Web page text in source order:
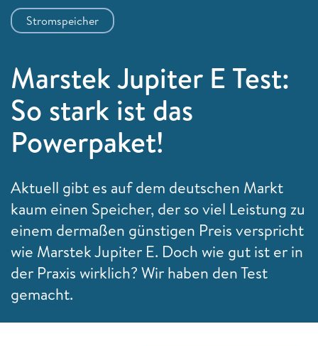
Stromspeicher
Marstek Jupiter E Test:
So stark ist das
Powerpaket!
Aktuell gibt es auf dem deutschen Markt
kaum einen Speicher, der so viel Leistung zu
einem dermaßen günstigen Preis verspricht
wie Marstek Jupiter E. Doch wie gut ist er in
der Praxis wirklich? Wir haben den Test
gemacht.